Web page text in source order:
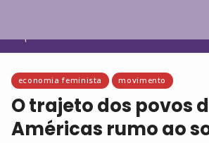
economia feminista movimento
O trajeto dos povos
Américas rumo ao